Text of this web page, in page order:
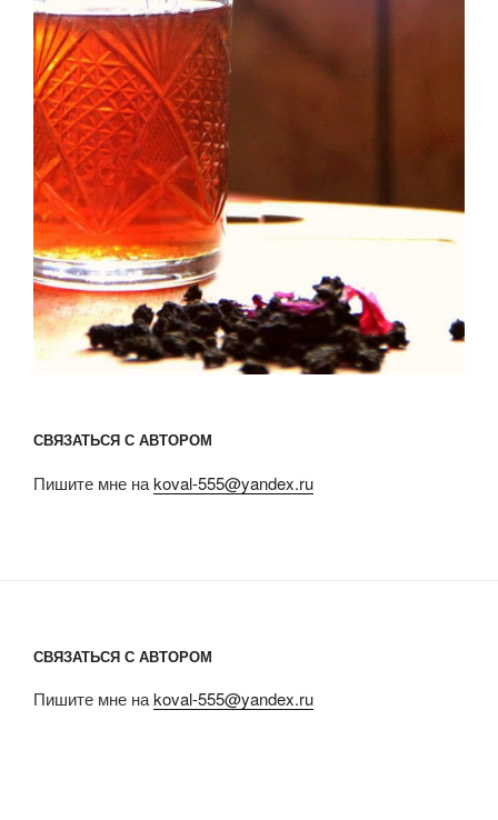
СВЯЗАТЬСЯ С АВТОРОМ
Пишите мне наkoval-555@yandex.ru
СВЯЗАТЬСЯ С АВТОРОМ
Пишите мне наkoval-555@yandex.ru